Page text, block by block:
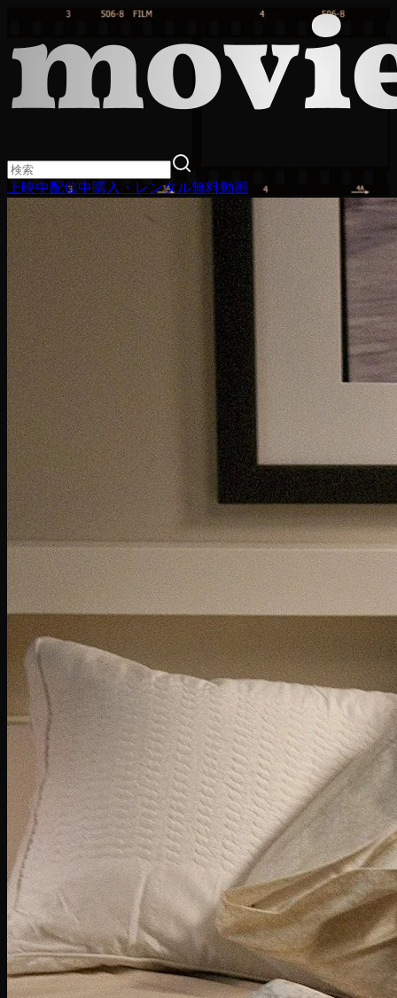
上映中配信中購入・レンタル無料動画